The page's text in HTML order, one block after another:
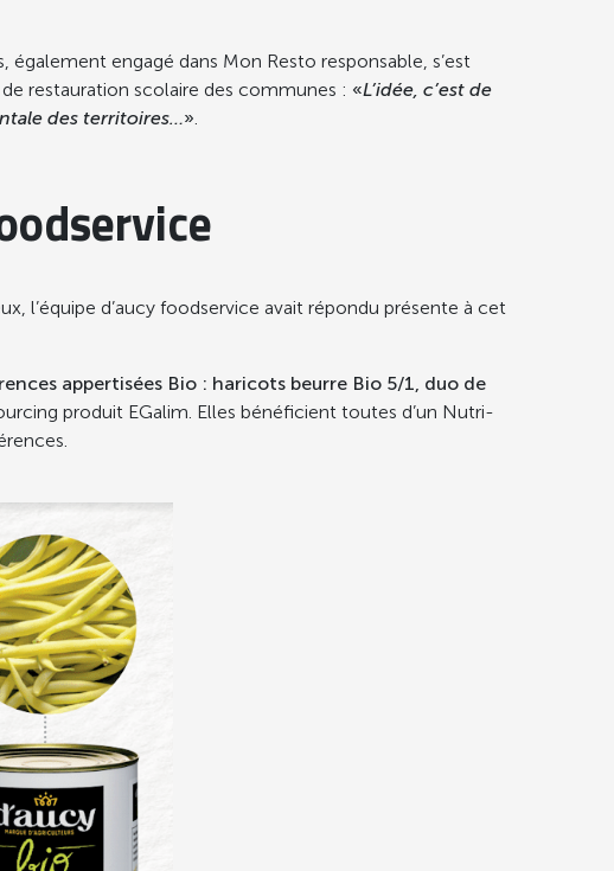
également engagé dans Mon Resto responsable, s’est
restauration scolaire des communes : «L’idée, c’est de
des territoires…»
l’équipe d’aucy foodservice avait répondu présente à cet
appertisées Bio : haricots beurre Bio 5/1, duo de
produit EGalim. Elles bénéficient toutes d’un Nutri-